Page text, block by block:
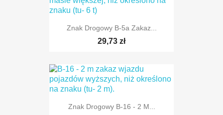
Znak Drogowy B-5a Zakaz...
29,73 zł
Znak Drogowy B-16 - 2 M...